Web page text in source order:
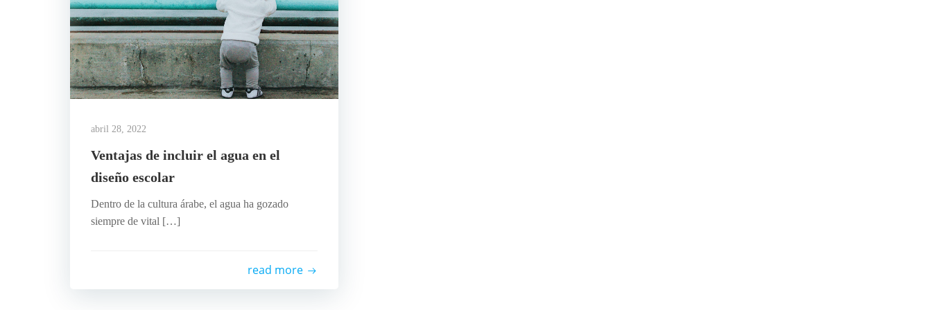
abril 28, 2022
Ventajas de incluir el agua en el
diseño escolar
Dentro de la cultura árabe, el agua ha gozado
siempre de vital […]
read more